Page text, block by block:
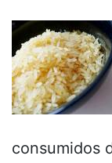
consumidos